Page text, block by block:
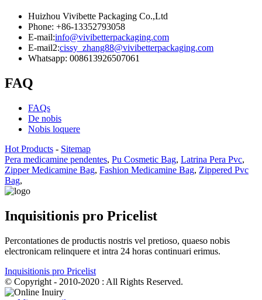
Huizhou Vivibette Packaging Co.,Ltd
Phone: +86-13352793058
E-mail:info@vivibetterpackaging.com
E-mail2:cissy_zhang88@vivibetterpackaging.com
Whatsapp: 008613926507061
FAQ
FAQs
De nobis
Nobis loquere
Hot Products - Sitemap
Pera medicamine pendentes, Pu Cosmetic Bag, Latrina Pera Pvc,
Zipper Medicamine Bag, Fashion Medicamine Bag, Zippered Pvc
Bag,
Inquisitionis pro Pricelist
Percontationes de productis nostris vel pretioso, quaeso nobis
electronicam relinquere et intra 24 horas continuari erimus.
Inquisitionis pro Pricelist
© Copyright - 2010-2020 : All Rights Reserved.